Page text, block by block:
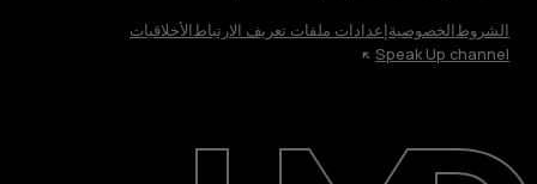
الشروطالخصوصيةإعدادات ملفات تعريف الارتباطالأخلاقيات
Speak Up channel